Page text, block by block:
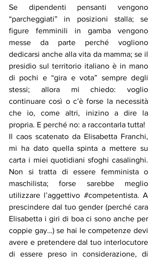
Se dipendenti pensanti vengono
“parcheggiati” in posizioni stalla; se
figure femminili in gamba vengono
messe da parte perché vogliono
dedicarsi anche alla vita da mamma; se il
presidio sul territorio italiano è in mano
di pochi e “gira e vota” sempre degli
stessi; allora mi chiedo: voglio
continuare così o c’è forse la necessità
che io, come altri, inizino a dire la
propria. E perché no: a raccontarla tutta!
Il caos scatenato da Elisabetta Franchi,
mi ha dato quella spinta a mettere su
carta i miei quotidiani sfoghi casalinghi.
Non si tratta di essere femminista o
maschilista; forse sarebbe meglio
utilizzare l’aggettivo #competentista. A
prescindere dal tuo gender (perché cara
Elisabetta i giri di boa ci sono anche per
coppie gay…) se hai le competenze devi
avere e pretendere dal tuo interlocutore
di essere preso in considerazione, di